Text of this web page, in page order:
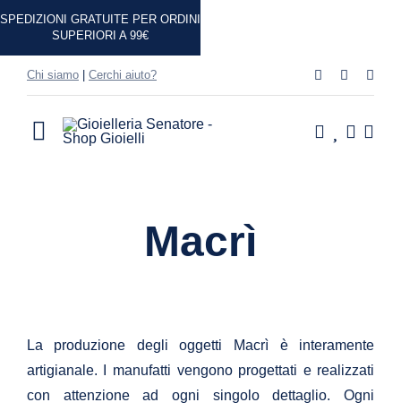
Salta
SPEDIZIONI GRATUITE PER ORDINI
SUPERIORI A 99€
Chi siamo Cerchi aiuto?
Toggle
Idee Regalo
Marchi
Macrì
La produzione degli oggetti Macrì è interamente
artigianale. I manufatti vengono progettati e realizzati
con attenzione ad ogni singolo dettaglio. Ogni